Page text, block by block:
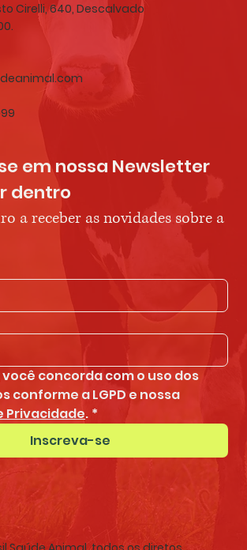
Cirelli, 640, Descalvado
em nossa Newsletter
dentro
a receber as novidades sobre a
concorda com o uso dos
Privacidade. *
Inscreva-se